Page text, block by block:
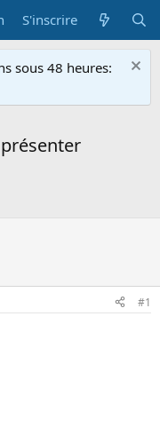
S'inscrire
sous 48 heures:
#1